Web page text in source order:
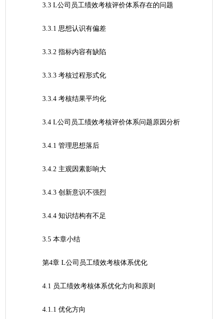
	3.3 L公司员工绩效考核评价体系存在的问题
	3.3.1 思想认识有偏差
	3.3.2 指标内容有缺陷
	3.3.3 考核过程形式化
	3.3.4 考核结果平均化
	3.4 L公司员工绩效考核评价体系问题原因分析
	3.4.1 管理思想落后
	3.4.2 主观因素影响大
	3.4.3 创新意识不强烈
	3.4.4 知识结构有不足
	3.5 本章小结
	第4章 L公司员工绩效考核体系优化
	4.1 员工绩效考核体系优化方向和原则
	4.1.1 优化方向